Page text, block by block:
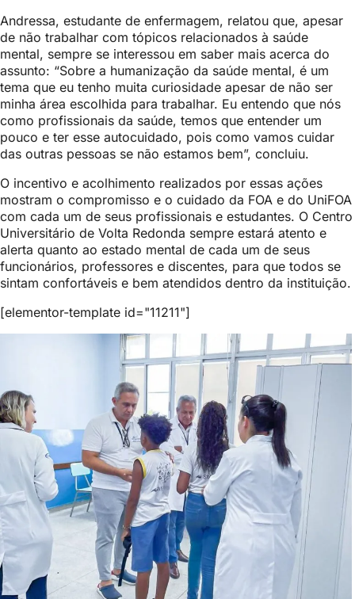
Andressa, estudante de enfermagem, relatou que, apesar
de não trabalhar com tópicos relacionados à saúde
mental, sempre se interessou em saber mais acerca do
assunto: “Sobre a humanização da saúde mental, é um
tema que eu tenho muita curiosidade apesar de não ser
minha área escolhida para trabalhar. Eu entendo que nós
como profissionais da saúde, temos que entender um
pouco e ter esse autocuidado, pois como vamos cuidar
das outras pessoas se não estamos bem”, concluiu.
O incentivo e acolhimento realizados por essas ações
mostram o compromisso e o cuidado da FOA e do UniFOA
com cada um de seus profissionais e estudantes. O Centro
Universitário de Volta Redonda sempre estará atento e
alerta quanto ao estado mental de cada um de seus
funcionários, professores e discentes, para que todos se
sintam confortáveis e bem atendidos dentro da instituição.
[elementor-template id="11211"]